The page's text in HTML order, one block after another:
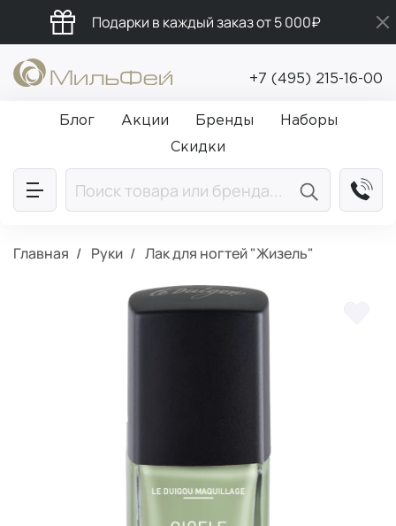
Подарки в каждый заказ от 5 000₽
Бесплатная доставка от 5 000₽
Промокод ПРИВЕТ
+7 (495) 215-16-00
Блог Акции Бренды
Наборы
Скидки
Главная Руки Лак для ногтей "Жизель"